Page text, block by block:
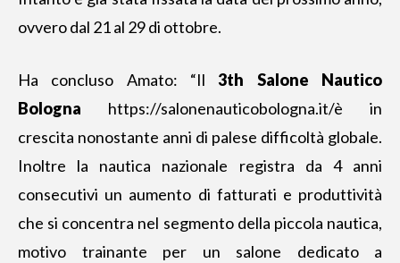
ovvero dal 21 al 29 di ottobre.
Ha concluso Amato: “Il3th Salone Nautico
Bologna
https://salonenauticobologna.it/è in
crescita nonostante anni di palese difficoltà globale.
Inoltre la nautica nazionale registra da 4 anni
consecutivi un aumento di fatturati e produttività
che si concentra nel segmento della piccola nautica,
motivo trainante per un salone dedicato a